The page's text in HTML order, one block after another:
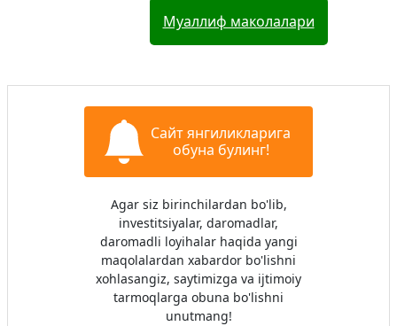
Муаллиф маколалари
Сайт янгиликларига
обуна булинг!
Agar siz birinchilardan bo'lib,
investitsiyalar, daromadlar,
daromadli loyihalar haqida yangi
maqolalardan xabardor bo'lishni
xohlasangiz, saytimizga va ijtimoiy
tarmoqlarga obuna bo'lishni
unutmang!